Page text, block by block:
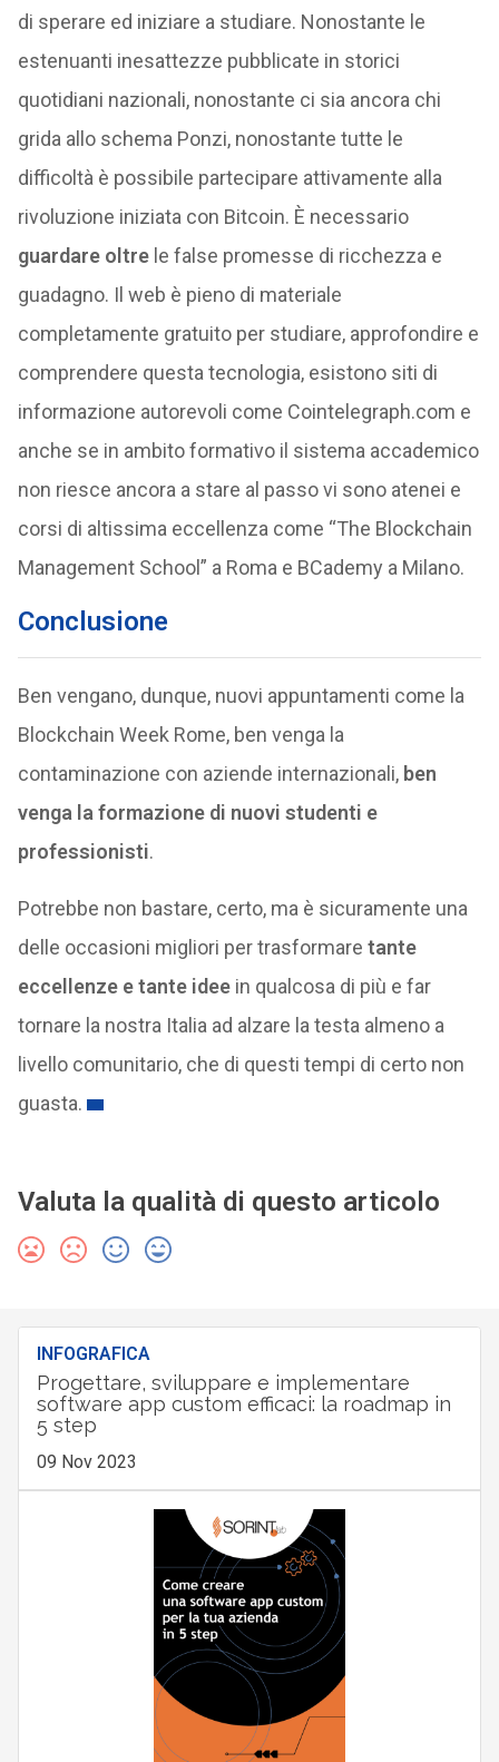
di sperare ed iniziare a studiare. Nonostante le
estenuanti inesattezze pubblicate in storici
quotidiani nazionali, nonostante ci sia ancora chi
grida allo schema Ponzi, nonostante tutte le
difficoltà è possibile partecipare attivamente alla
rivoluzione iniziata con Bitcoin. È necessario
guardare oltrele false promesse di ricchezza e
guadagno. Il web è pieno di materiale
completamente gratuito per studiare, approfondire e
comprendere questa tecnologia, esistono siti di
informazione autorevoli come Cointelegraph.com e
anche se in ambito formativo il sistema accademico
non riesce ancora a stare al passo vi sono atenei e
corsi di altissima eccellenza come “The Blockchain
Management School” a Roma e BCademy a Milano.
Conclusione
Ben vengano, dunque, nuovi appuntamenti come la
Blockchain Week Rome, ben venga la
contaminazione con aziende internazionali, ben
venga la formazione di nuovi studenti e
professionisti.
Potrebbe non bastare, certo, ma è sicuramente una
delle occasioni migliori per trasformare tante
eccellenze e tante ideein qualcosa di più e far
tornare la nostra Italia ad alzare la testa almeno a
livello comunitario, che di questi tempi di certo non
guasta.
Valuta la qualità di questo articolo
INFOGRAFICA
Progettare, sviluppare e implementare
software app custom efficaci: la roadmap in
5 step
09 Nov 2023